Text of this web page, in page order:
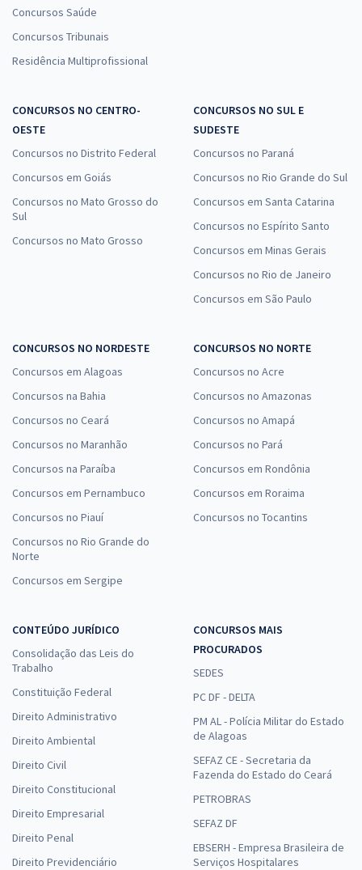
Concursos Saúde
Concursos Tribunais
Residência Multiprofissional
CONCURSOS NO CENTRO-
OESTE
Concursos no Distrito Federal
Concursos em Goiás
Concursos no Mato Grosso do
Sul
Concursos no Mato Grosso
CONCURSOS NO SUL E
SUDESTE
Concursos no Paraná
Concursos no Rio Grande do Sul
Concursos em Santa Catarina
Concursos no Espírito Santo
Concursos em Minas Gerais
Concursos no Rio de Janeiro
Concursos em São Paulo
CONCURSOS NO NORDESTE
Concursos em Alagoas
Concursos na Bahia
Concursos no Ceará
Concursos no Maranhão
Concursos na Paraíba
Concursos em Pernambuco
Concursos no Piauí
Concursos no Rio Grande do
Norte
Concursos em Sergipe
CONCURSOS NO NORTE
Concursos no Acre
Concursos no Amazonas
Concursos no Amapá
Concursos no Pará
Concursos em Rondônia
Concursos em Roraima
Concursos no Tocantins
CONTEÚDO JURÍDICO
Consolidação das Leis do
Trabalho
Constituição Federal
Direito Administrativo
Direito Ambiental
Direito Civil
Direito Constitucional
Direito Empresarial
Direito Penal
Direito Previdenciário
CONCURSOS MAIS
PROCURADOS
SEDES
PC DF - DELTA
PM AL - Polícia Militar do Estado
de Alagoas
SEFAZ CE - Secretaria da
Fazenda do Estado do Ceará
PETROBRAS
SEFAZ DF
EBSERH - Empresa Brasileira de
Serviços Hospitalares